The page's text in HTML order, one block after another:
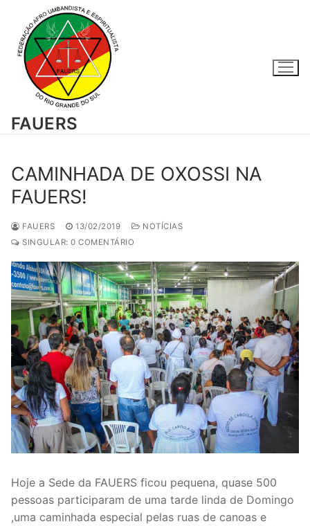
conteúdo
FAUERS
CAMINHADA DE OXOSSI NA
FAUERS!
FAUERS 13/02/2019
NOTÍCIAS
SINGULAR: 0 COMENTÁRIO
Hoje a Sede da FAUERS ficou pequena, quase 500
pessoas participaram de uma tarde linda de Domingo
,uma caminhada especial pelas ruas de canoas e